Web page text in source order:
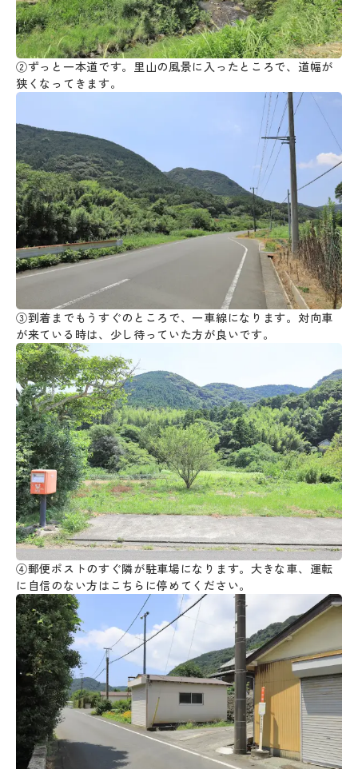
②ずっと一本道です。里山の風景に入ったところで、道幅が
狭くなってきます。
③到着までもうすぐのところで、一車線になります。対向車
が来ている時は、少し待っていた方が良いです。
④郵便ポストのすぐ隣が駐車場になります。大きな車、運転
に自信のない方はこちらに停めてください。